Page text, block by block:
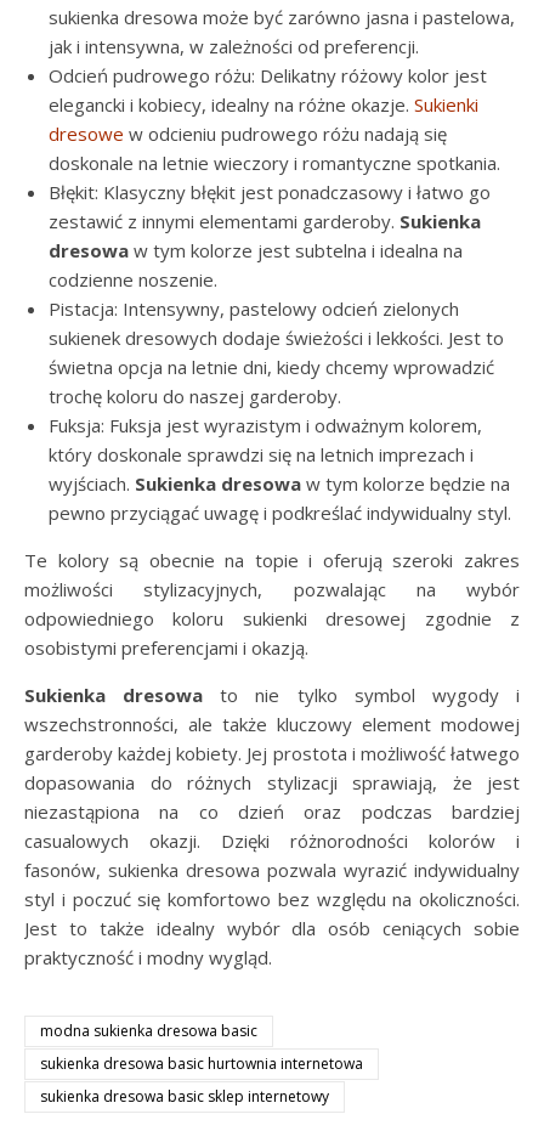
sukienka dresowa może być zarówno jasna i pastelowa,
jak i intensywna, w zależności od preferencji.
Odcień pudrowego różu: Delikatny różowy kolor jest
elegancki i kobiecy, idealny na różne okazje. Sukienki
dresowe w odcieniu pudrowego różu nadają się
doskonale na letnie wieczory i romantyczne spotkania.
Błękit: Klasyczny błękit jest ponadczasowy i łatwo go
zestawić z innymi elementami garderoby. Sukienka
dresowa w tym kolorze jest subtelna i idealna na
codzienne noszenie.
Pistacja: Intensywny, pastelowy odcień zielonych
sukienek dresowych dodaje świeżości i lekkości. Jest to
świetna opcja na letnie dni, kiedy chcemy wprowadzić
trochę koloru do naszej garderoby.
Fuksja: Fuksja jest wyrazistym i odważnym kolorem,
który doskonale sprawdzi się na letnich imprezach i
wyjściach. Sukienka dresowa w tym kolorze będzie na
pewno przyciągać uwagę i podkreślać indywidualny styl.
Te kolory są obecnie na topie i oferują szeroki zakres
możliwości stylizacyjnych, pozwalając na wybór
odpowiedniego koloru sukienki dresowej zgodnie z
osobistymi preferencjami i okazją.
Sukienka dresowa to nie tylko symbol wygody i
wszechstronności, ale także kluczowy element modowej
garderoby każdej kobiety. Jej prostota i możliwość łatwego
dopasowania do różnych stylizacji sprawiają, że jest
niezastąpiona na co dzień oraz podczas bardziej
casualowych okazji. Dzięki różnorodności kolorów i
fasonów, sukienka dresowa pozwala wyrazić indywidualny
styl i poczuć się komfortowo bez względu na okoliczności.
Jest to także idealny wybór dla osób ceniących sobie
praktyczność i modny wygląd.
modna sukienka dresowa basic
sukienka dresowa basic hurtownia internetowa
sukienka dresowa basic sklep internetowy